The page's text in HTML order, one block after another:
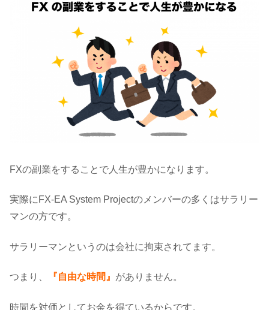
FXの副業をすることで人生が豊かになります。
実際にFX-EA System Projectのメンバーの多くはサラリー
マンの方です。
サラリーマンというのは会社に拘束されてます。
つまり、 『自由な時間』 がありません。
時間を対価としてお金を得ているからです。